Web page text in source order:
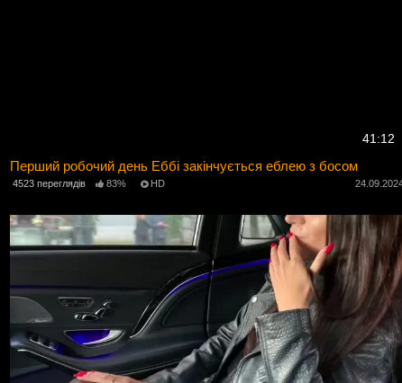
41:12
Перший робочий день Еббі закінчується еблею з босом
4523 переглядів 83% HD